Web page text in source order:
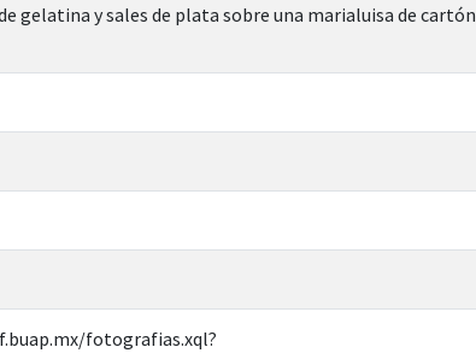
gelatina y sales de plata sobre una marialuisa de cartón
fotografias.xql?